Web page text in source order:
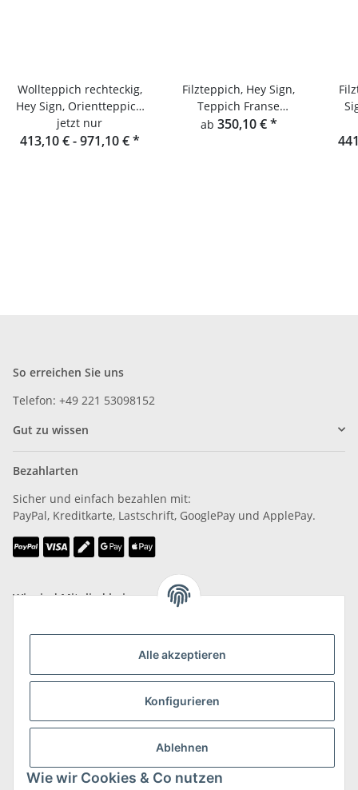
Alle akzeptieren
Konfigurieren
Ablehnen
Wie wir Cookies & Co nutzen
Wollteppich rechteckig,
Hey Sign, Orientteppich
Alima
jetzt nur
413,10 € -971,10 €*
Filzteppich, Hey Sign,
Teppich Franse
Rechteckig
ab 350,10 €*
So erreichen Sie uns
Telefon: +49 221 53098152
Gut zu wissen
Bezahlarten
Sicher und einfach bezahlen mit:
PayPal, Kreditkarte, Lastschrift, GooglePay und ApplePay.
Wir sind Mitglied bei
mehr zu Versand & Retoure